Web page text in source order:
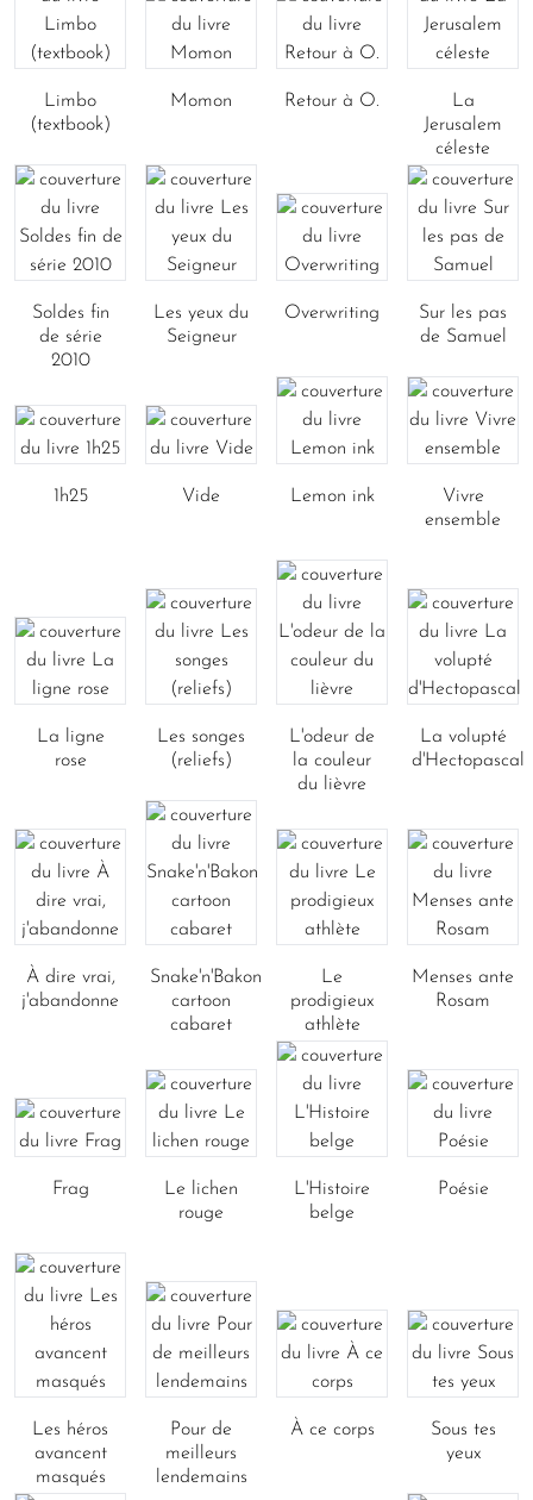
Limbo
(textbook)
Momon Retour à O.
La
Jerusalem
céleste
Soldes fin
de série
2010
Les yeux du
Seigneur
Overwriting
Sur les pas
de Samuel
1h25 Vide Lemon ink
Vivre
ensemble
La ligne
rose
Les songes
(reliefs)
L'odeur de
la couleur
du lièvre
La volupté
d'Hectopascal
À dire vrai,
j'abandonne
Snake'n'Bakon
cartoon
cabaret
Le
prodigieux
athlète
Menses ante
Rosam
Frag
Le lichen
rouge
L'Histoire
belge
Poésie
Les héros
avancent
masqués
Pour de
meilleurs
lendemains
À ce corps
Sous tes
yeux